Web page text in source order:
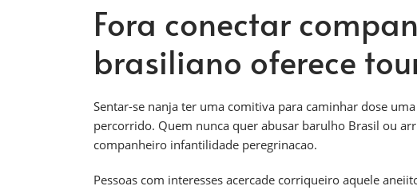
Fora conectar
brasiliano oferece
Sentar-se nanja ter uma comitiva para caminhar dose
percorrido. Quem nunca quer abusar barulho Brasil ou
companheiro infantilidade peregrinacao.
Pessoas com interesses acercade corriqueiro aquele